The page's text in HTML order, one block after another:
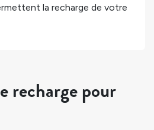
la recharge de votre
recharge pour